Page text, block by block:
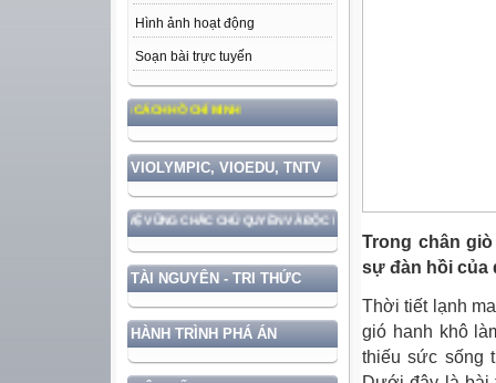
Hình ảnh hoạt động
Soạn bài trực tuyến
ĐỨC, PHONG CÁCH HỒ CHÍ MINH
VIOLYMPIC, VIOEDU, TNTV
GẮN VỚI BẢO VỆ VỮNG CHẮC CHỦ QUYỀN VÀ ĐỘC LẬP DÂN TỘC!
TÀI NGUYÊN - TRI THỨC
HÀNH TRÌNH PHÁ ÁN
Trong chân
sự đàn hồi của
Thời tiết lạnh
gió hanh khô
thiếu sức sống